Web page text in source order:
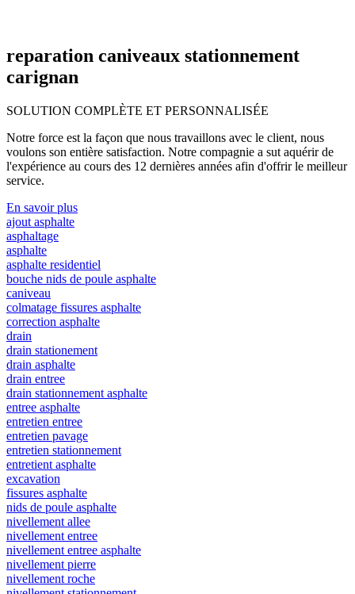
reparation caniveaux stationnement
carignan
SOLUTION COMPLÈTE ET PERSONNALISÉE
Notre force est la façon que nous travaillons avec le client, nous
voulons son entière satisfaction. Notre compagnie a sut aquérir de
l'expérience au cours des 12 dernières années afin d'offrir le meilleur
service.
En savoir plus
ajout asphalte
asphaltage
asphalte
asphalte residentiel
bouche nids de poule asphalte
caniveau
colmatage fissures asphalte
correction asphalte
drain
drain stationement
drain asphalte
drain entree
drain stationnement asphalte
entree asphalte
entretien entree
entretien pavage
entretien stationnement
entretient asphalte
excavation
fissures asphalte
nids de poule asphalte
nivellement allee
nivellement entree
nivellement entree asphalte
nivellement pierre
nivellement roche